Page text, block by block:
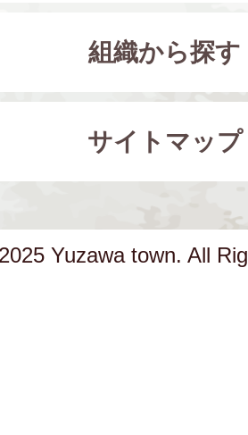
組織から探す
サイトマップ
Yuzawa town. All